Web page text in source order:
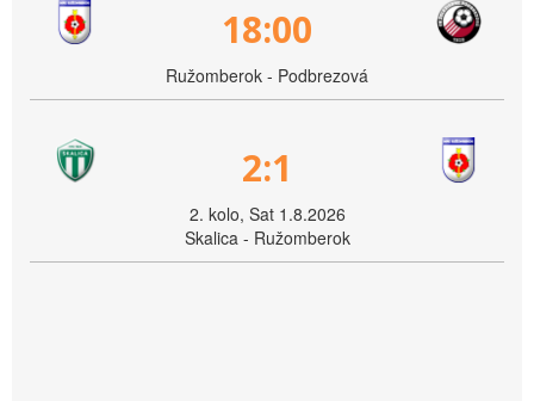
18:00
Ružomberok - Podbrezová
2:1
2. kolo, Sat 1.8.2026
Skalica - Ružomberok